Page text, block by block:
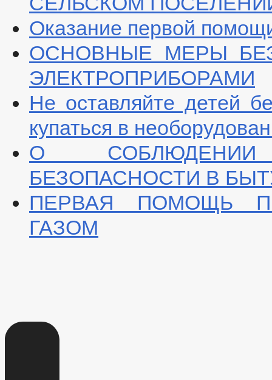
Оказание первой
ОСНОВНЫЕ МЕРЫ
ЭЛЕКТРОПРИБОРАМИ
Не оставляйте детей
купаться в
О
БЕЗОПАСНОСТИ В
ПЕРВАЯ ПОМОЩЬ
ГАЗОМ